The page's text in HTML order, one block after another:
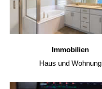
Immobilien
Haus und Wohnung